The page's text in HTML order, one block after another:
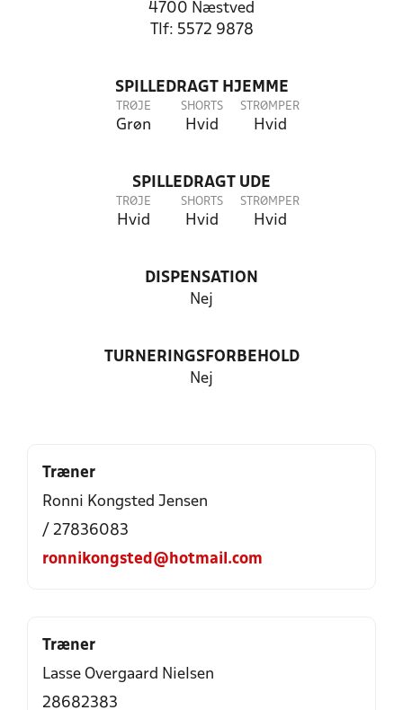
4700 Næstved
Tlf: 5572 9878
SPILLEDRAGT HJEMME
TRØJE
Grøn
SHORTS
Hvid
STRØMPER
Hvid
SPILLEDRAGT UDE
TRØJE
Hvid
SHORTS
Hvid
STRØMPER
Hvid
DISPENSATION
Nej
TURNERINGSFORBEHOLD
Nej
Træner
Ronni Kongsted Jensen
/ 27836083
ronnikongsted@hotmail.com
Træner
Lasse Overgaard Nielsen
28682383